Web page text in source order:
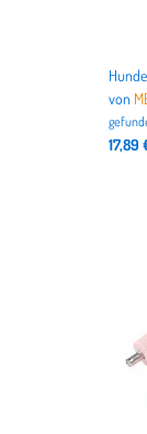
von
17,89